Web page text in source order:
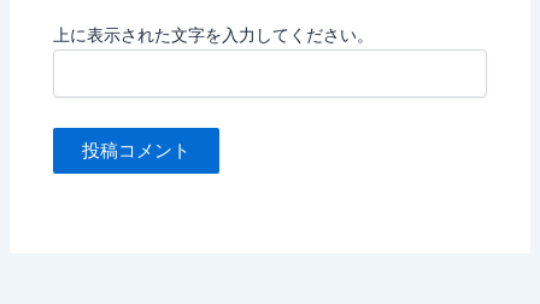
上に表示された文字を入力してください。